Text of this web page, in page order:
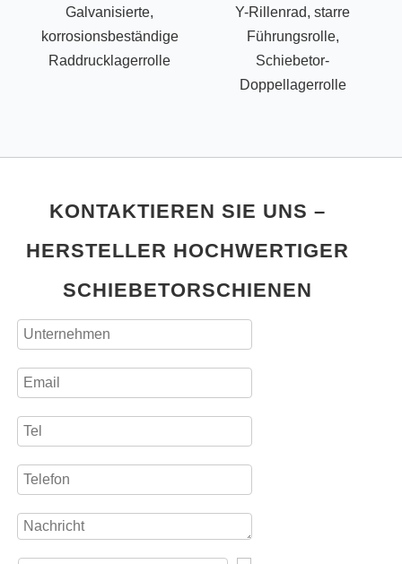
Galvanisierte,
korrosionsbeständige
Raddrucklagerrolle
Y-Rillenrad, starre
Führungsrolle,
Schiebetor-
Doppellagerrolle
KONTAKTIEREN SIE UNS –
HERSTELLER HOCHWERTIGER
SCHIEBETORSCHIENEN